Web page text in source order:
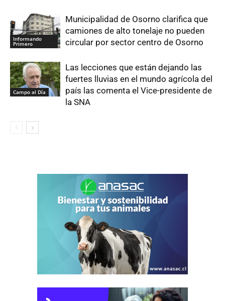
Informando
Primero
Municipalidad de Osorno clarifica que
camiones de alto tonelaje no pueden
circular por sector centro de Osorno
Campo al Día
Las lecciones que están dejando las
fuertes lluvias en el mundo agrícola del
país las comenta el Vice-presidente de
la SNA